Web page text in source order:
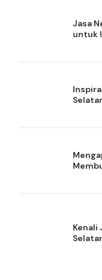
Jasa
untuk
Kenali